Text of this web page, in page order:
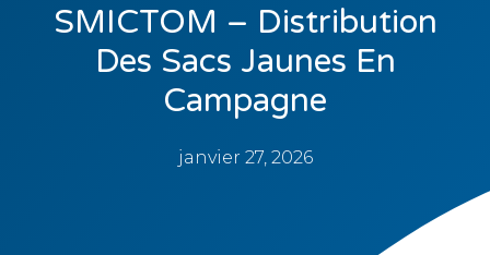
SMICTOM – Distribution
Des Sacs Jaunes En
Campagne
janvier 27, 2026